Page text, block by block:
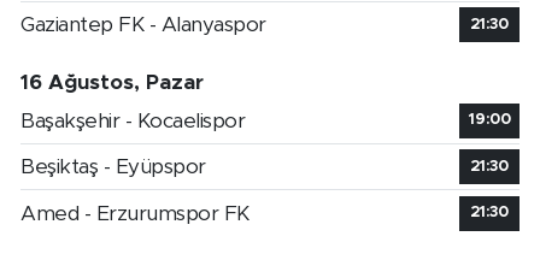
Gaziantep FK - Alanyaspor 21:30
16 Ağustos, Pazar
Başakşehir - Kocaelispor
19:00
Beşiktaş - Eyüpspor 21:30
Amed - Erzurumspor FK 21:30